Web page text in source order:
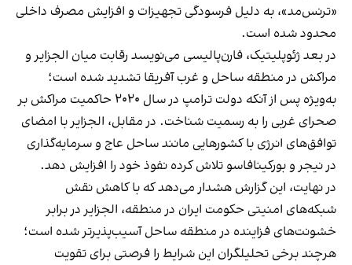
«ترنس‌مد»، به دلیل فرسودگی تجهیزات و افزایش مصرف داخلی
محدود شده است.
در بعد ژئوپلیتیک، فارن‌پالیسی می‌نویسد رقابت میان الجزایر و
مراکش در منطقه ساحل و غرب آفریقا تشدید شده است؛
به‌ویژه پس از آنکه دولت ترامپ در سال ۲۰۲۰ حاکمیت مراکش بر
صحرای غربی را به رسمیت شناخت. در مقابل، الجزایر با امضای
توافق‌های انرژی با کشورهایی مانند ساحل عاج و سرمایه‌گذاری
در نیجر و بورکینافاسو تلاش کرده نفوذ خود را افزایش دهد.
در نهایت، این گزارش هشدار می‌دهد که با کاهش نقش
شبکه‌های امنیتی حکومت ایران در منطقه، الجزایر در برابر
خشونت‌های فزاینده در منطقه ساحل آسیب‌پذیرتر شده است؛
هرچند برخی تحلیلگران این شرایط را فرصتی برای تقویت